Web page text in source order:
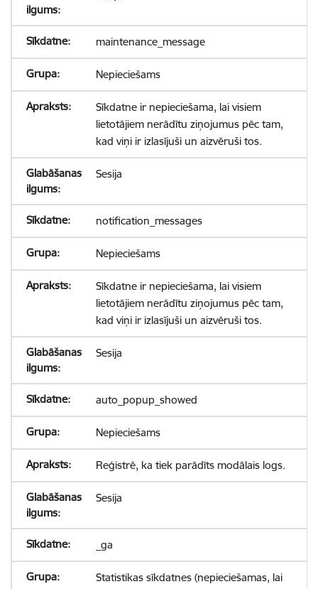
maintenance_message
Nepieciešams
Sīkdatne ir nepieciešama, lai visiem
lietotājiem nerādītu ziņojumus pēc tam,
kad viņi ir izlasījuši un aizvēruši tos.
Sesija
notification_messages
Nepieciešams
Sīkdatne ir nepieciešama, lai visiem
lietotājiem nerādītu ziņojumus pēc tam,
kad viņi ir izlasījuši un aizvēruši tos.
Sesija
auto_popup_showed
Nepieciešams
Reģistrē, ka tiek parādīts modālais logs.
Sesija
_ga
Statistikas sīkdatnes (nepieciešamas, lai